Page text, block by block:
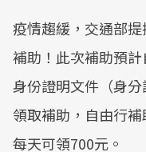
疫情趨緩，交通部
補助！此次補助預
身份證明文件（身
領取補助，自由行
每天可領700元。